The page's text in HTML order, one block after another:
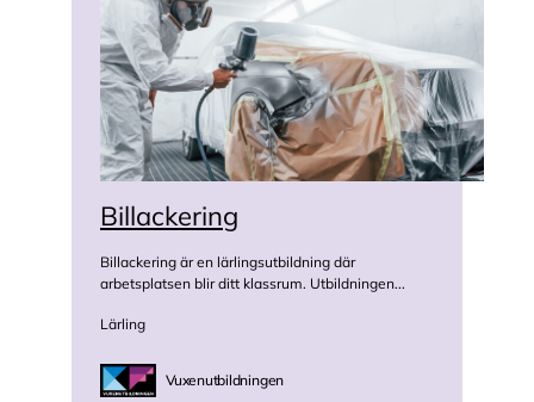
Billackering
Billackering är en lärlingsutbildning där
arbetsplatsen blir ditt klassrum. Utbildningen...
Lärling
Vuxenutbildningen